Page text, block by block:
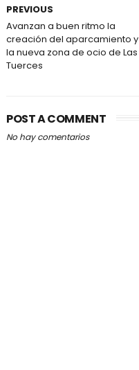
PREVIOUS
Avanzan a buen ritmo la
creación del aparcamiento y
la nueva zona de ocio de Las
Tuerces
POST A COMMENT
No hay comentarios